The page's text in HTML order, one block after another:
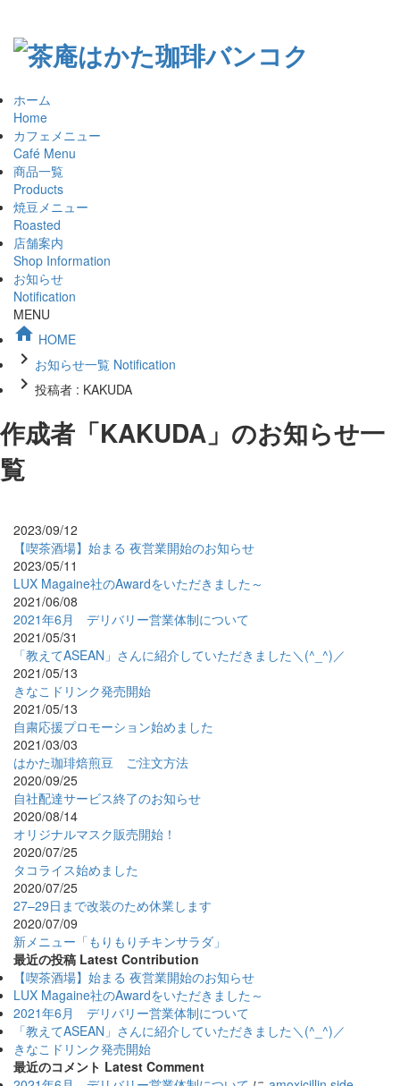
ホーム
Home
カフェメニュー
Café Menu
商品一覧
Products
焼豆メニュー
Roasted
店舗案内
Shop Information
お知らせ
Notification
MENU
 HOME
 お知らせ一覧 Notification
 投稿者 : KAKUDA
作成者「KAKUDA」のお知らせ一
覧
2023/09/12
【喫茶酒場】始まる 夜営業開始のお知らせ
2023/05/11
LUX Magaine社のAwardをいただきました～
2021/06/08
2021年6月 デリバリー営業体制について
2021/05/31
「教えてASEAN」さんに紹介していただきました＼(^_^)／
2021/05/13
きなこドリンク発売開始
2021/05/13
自粛応援プロモーション始めました
2021/03/03
はかた珈琲焙煎豆 ご注文方法
2020/09/25
自社配達サービス終了のお知らせ
2020/08/14
オリジナルマスク販売開始！
2020/07/25
タコライス始めました
2020/07/25
27–29日まで改装のため休業します
2020/07/09
新メニュー「もりもりチキンサラダ」
最近の投稿 Latest Contribution
【喫茶酒場】始まる 夜営業開始のお知らせ
LUX Magaine社のAwardをいただきました～
2021年6月 デリバリー営業体制について
「教えてASEAN」さんに紹介していただきました＼(^_^)／
きなこドリンク発売開始
最近のコメント Latest Comment